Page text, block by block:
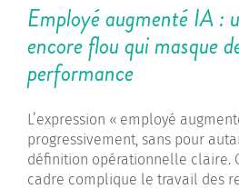
Employé augmenté IA :
encore flou qui masque
performance
L’expression « employé
progressivement, sans pour
définition opérationnelle claire.
cadre complique le travail des